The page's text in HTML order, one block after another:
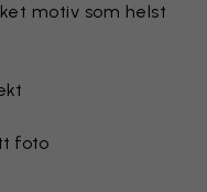
motiv som helst
foto